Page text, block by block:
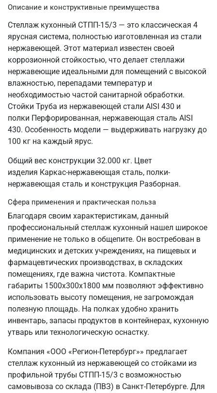
Описание и конструктивные преимущества
Стеллаж кухонный СТПП-15/3 — это классическая 4
ярусная система, полностью изготовленная из стали
нержавеющей. Этот материал известен своей
коррозионной стойкостью, что делает стеллажи
нержавеющие идеальными для помещений с высокой
влажностью, перепадами температур и
необходимостью частой санитарной обработки.
Стойки Труба из нержавеющей стали AISI 430 и
полки Перфорированная, нержавеющая сталь AISI
430. Особенность модели — выдерживать нагрузку до
100 кг на каждый ярус.
Общий вес конструкции 32.000 кг. Цвет
изделия Каркас-нержавеющая сталь, полки-
нержавеющая сталь и конструкция Разборная.
Сфера применения и практическая польза
Благодаря своим характеристикам, данный
профессиональный стеллаж кухонный нашел широкое
применение не только в общепите. Он востребован в
медицинских и детских учреждениях, на пищевых и
фармацевтических производствах, в складских
помещениях, где важна чистота. Компактные
габариты 1500х300х1800 мм позволяют эффективно
использовать высоту помещения, не загромождая
полезную площадь. На полках удобно хранить
инвентарь, запасы продуктов в контейнерах, кухонную
утварь или технологическую оснастку.
Компания «ООО «Регион-Петербург»» предлагает
стеллаж кухонный из нержавеющей со стойками из
профильной трубы СТПП-15/3 с возможностью
самовывоза со склада (ПВЗ) в Санкт‑Петербурге. Для